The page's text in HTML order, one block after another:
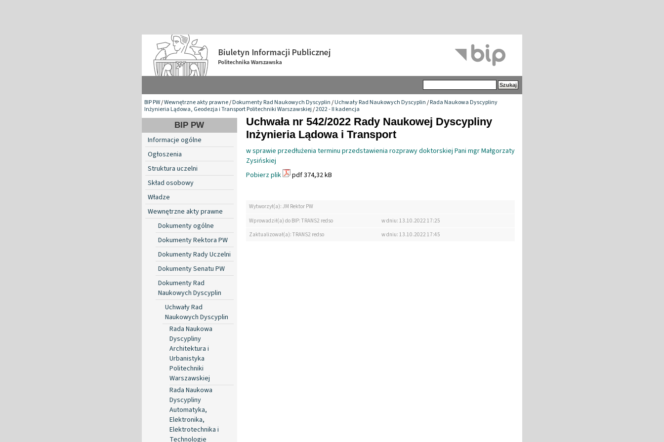
BIP PW/Wewnętrzne akty prawne/Dokumenty Rad Naukowych Dyscyplin/Uchwały Rad Naukowych Dyscyplin/Rada Naukowa Dyscypliny
Inżynieria Lądowa, Geodezja i Transport Politechniki Warszawskiej/2022 - II kadencja
BIP PW
Informacje ogólne
Ogłoszenia
Struktura uczelni
Skład osobowy
Władze
Wewnętrzne akty prawne
Dokumenty ogólne
Dokumenty Rektora PW
Dokumenty Rady Uczelni
Dokumenty Senatu PW
Dokumenty Rad
Naukowych Dyscyplin
Uchwały Rad
Naukowych Dyscyplin
Rada Naukowa
Dyscypliny
Architektura i
Urbanistyka
Politechniki
Warszawskiej
Rada Naukowa
Dyscypliny
Automatyka,
Elektronika,
Elektrotechnika i
Technologie
Uchwała nr 542/2022 Rady Naukowej Dyscypliny
Inżynieria Lądowa i Transport
w sprawie przedłużenia terminu przedstawienia rozprawy doktorskiej Pani mgr Małgorzaty
Zysińskiej
Pobierz plik
pdf 374,32 kB
Wytworzył(a): JM Rektor PW
Wprowadził(a) do BIP: TRANS2 redso
w dniu: 13.10.2022 17:25
Zaktualizował(a): TRANS2 redso
w dniu: 13.10.2022 17:45